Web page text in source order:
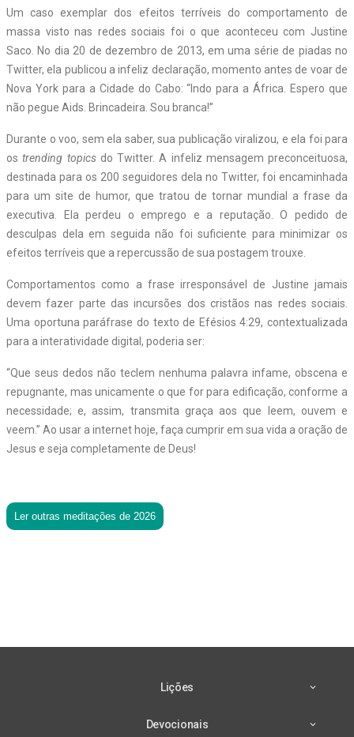
Um caso exemplar dos efeitos terríveis do comportamento de
massa visto nas redes sociais foi o que aconteceu com Justine
Saco. No dia 20 de dezembro de 2013, em uma série de piadas no
Twitter, ela publicou a infeliz declaração, momento antes de voar de
Nova York para a Cidade do Cabo: “Indo para a África. Espero que
não pegue Aids. Brincadeira. Sou branca!”
Durante o voo, sem ela saber, sua publicação viralizou, e ela foi para
ostrending topicsdo Twitter. A infeliz mensagem preconceituosa,
destinada para os 200 seguidores dela no Twitter, foi encaminhada
para um site de humor, que tratou de tornar mundial a frase da
executiva. Ela perdeu o emprego e a reputação. O pedido de
desculpas dela em seguida não foi suficiente para minimizar os
efeitos terríveis que a repercussão de sua postagem trouxe.
Comportamentos como a frase irresponsável de Justine jamais
devem fazer parte das incursões dos cristãos nas redes sociais.
Uma oportuna paráfrase do texto de Efésios 4:29, contextualizada
para a interatividade digital, poderia ser:
“Que seus dedos não teclem nenhuma palavra infame, obscena e
repugnante, mas unicamente o que for para edificação, conforme a
necessidade; e, assim, transmita graça aos que leem, ouvem e
veem.” Ao usar a internet hoje, faça cumprir em sua vida a oração de
Jesus e seja completamente de Deus!
Ler outras meditações de 2026
Lições
Devocionais